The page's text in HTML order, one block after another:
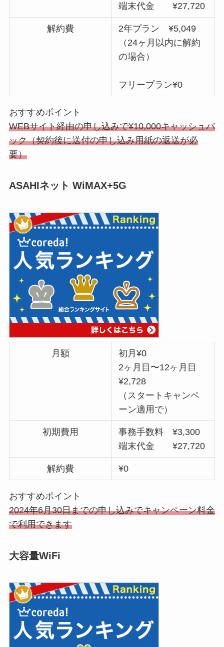
端末代金 ¥27,720
解約費
2年プラン ¥5,049
（24ヶ月以内に解約
の場合）
フリープラン¥0
おすすめポイント
WEBサイト経由の申し込みで¥10,000キャッシュバ
ック（契約後に送付の申し込み用紙の返送が必
要）
ASAHIネット WiMAX+5G
月額
初月¥0
2ヶ月目〜12ヶ月目
¥2,728
（スタートキャンペ
ーン適用で）
初期費用
事務手数料 ¥3,300
端末代金 ¥27,720
解約費 ¥0
おすすめポイント
2024年6月30日までの申し込みでキャンペーン料金
で利用できます
大容量WiFi